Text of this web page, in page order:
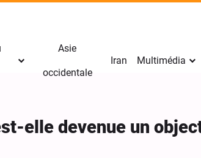
Asie
occidentale
Iran Multimédia
elle devenue un